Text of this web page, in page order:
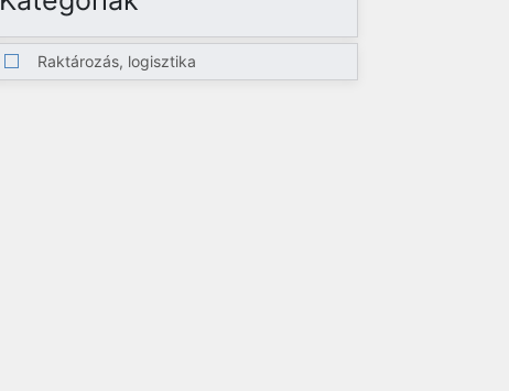
Raktározás, logisztika